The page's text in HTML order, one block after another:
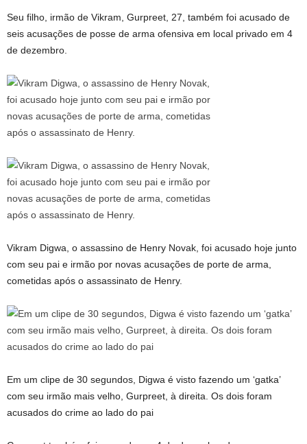
Seu filho, irmão de Vikram, Gurpreet, 27, também foi acusado de
seis acusações de posse de arma ofensiva em local privado em 4
de dezembro.
Vikram Digwa, o assassino de Henry Novak, foi acusado hoje junto
com seu pai e irmão por novas acusações de porte de arma,
cometidas após o assassinato de Henry.
Em um clipe de 30 segundos, Digwa é visto fazendo um ‘gatka’
com seu irmão mais velho, Gurpreet, à direita. Os dois foram
acusados ​​​​do crime ao lado do pai